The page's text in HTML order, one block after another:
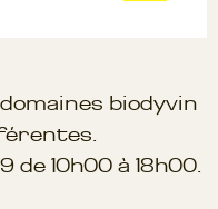
biodyvin
de 10h00 à 18h00.